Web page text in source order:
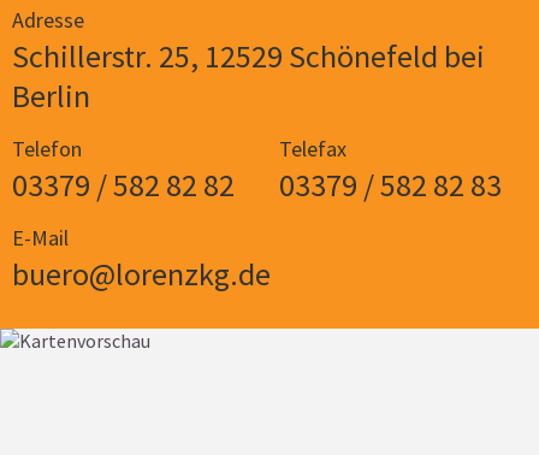
Adresse
Schillerstr. 25, 12529 Schönefeld bei
Berlin
Telefon
03379 / 582 82 82
Telefax
03379 / 582 82 83
E-Mail
buero@lorenzkg.de